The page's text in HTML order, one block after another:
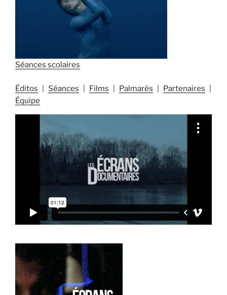
Séances scolaires
Éditos Séances Films Palmarès
Partenaires
Équipe